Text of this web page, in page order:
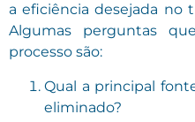
a eficiência desejada no
Algumas perguntas
processo são:
Qual a principal
eliminado?